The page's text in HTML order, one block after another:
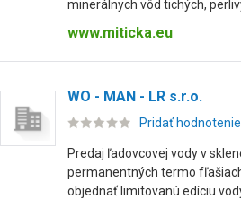
minerálnych vôd tichých,
www.miticka.eu
WO - MAN - LR s.r.o.
Pridať hodnotenie
Predaj ľadovcovej vody v
permanentných termo
objednať limitovanú edíciu